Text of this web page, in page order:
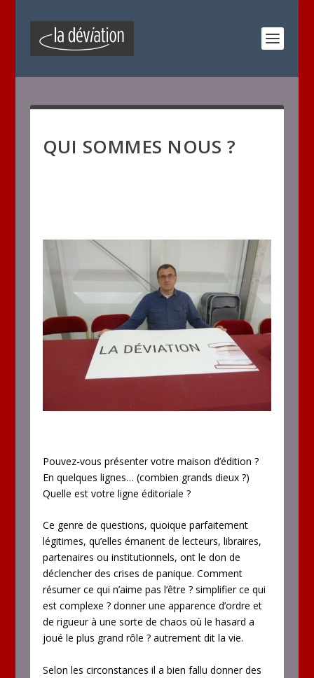
QUI SOMMES NOUS ?
Pouvez-vous présenter votre maison d’édition ?
En quelques lignes… (combien grands dieux ?)
Quelle est votre ligne éditoriale ?
Ce genre de questions, quoique parfaitement
légitimes, qu’elles émanent de lecteurs, libraires,
partenaires ou institutionnels, ont le don de
déclencher des crises de panique. Comment
résumer ce qui n’aime pas l’être ? simplifier ce qui
est complexe ? donner une apparence d’ordre et
de rigueur à une sorte de chaos où le hasard a
joué le plus grand rôle ? autrement dit la vie.
Selon les circonstances il a bien fallu donner des